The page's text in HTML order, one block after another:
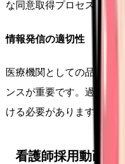
な同意取得プロセスと管
情報発信の適切性
医療機関としての品位を
ンスが重要です。過度な
ける必要があります。
看護師採用動画の